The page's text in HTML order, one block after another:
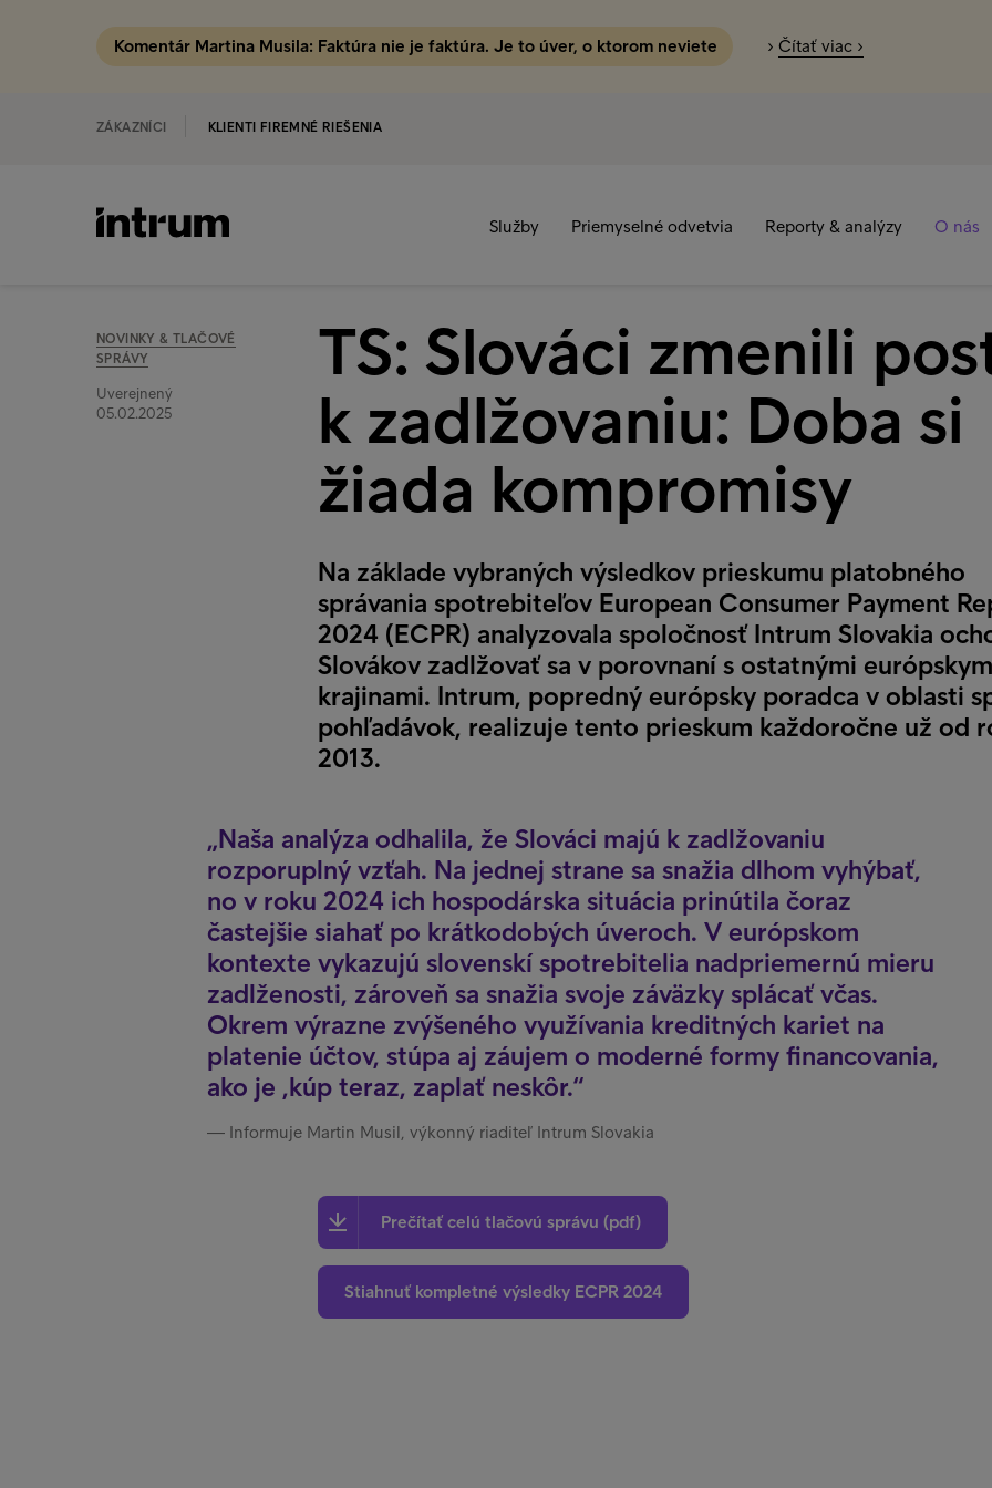
Komentár Martina Musila: Faktúra nie je faktúra. Je to úver, o ktorom neviete › Čítať viac ›
ZÁKAZNÍCI KLIENTI FIREMNÉ RIEŠENIA
Služby Priemyselné odvetvia Reporty & analýzy O nás
NOVINKY & TLAČOVÉ
SPRÁVY
Uverejnený
05.02.2025
TS: Slováci zmenili
k zadlžovaniu: Doba si
žiada kompromisy
Na základe vybraných výsledkov prieskumu platobného
správania spotrebiteľov European Consumer Payment
2024 (ECPR) analyzovala spoločnosť Intrum Slovakia
Slovákov zadlžovať sa v porovnaní s ostatnými
krajinami. Intrum, popredný európsky poradca v oblasti
pohľadávok, realizuje tento prieskum každoročne už od
2013.
Naša analýza odhalila, že Slováci majú k zadlžovaniu
rozporuplný vzťah. Na jednej strane sa snažia dlhom vyhýbať,
no v roku 2024 ich hospodárska situácia prinútila čoraz
častejšie siahať po krátkodobých úveroch. V európskom
kontexte vykazujú slovenskí spotrebitelia nadpriemernú mieru
zadlženosti, zároveň sa snažia svoje záväzky splácať včas.
Okrem výrazne zvýšeného využívania kreditných kariet na
platenie účtov, stúpa aj záujem o moderné formy financovania,
ako je ‚kúp teraz, zaplať neskôr.
Informuje Martin Musil, výkonný riaditeľ Intrum Slovakia
Prečítať celú tlačovú správu (pdf)
Stiahnuť kompletné výsledky ECPR 2024